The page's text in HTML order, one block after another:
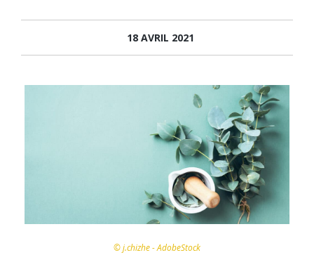
18 AVRIL 2021
© j.chizhe - AdobeStock